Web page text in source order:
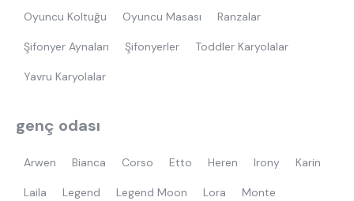
Oyuncu Koltuğu Oyuncu Masası Ranzalar
Şifonyer Aynaları Şifonyerler Toddler Karyolalar
Yavru Karyolalar
genç odası
Arwen Bianca Corso Etto Heren Irony Karin
Laila Legend Legend Moon Lora Monte